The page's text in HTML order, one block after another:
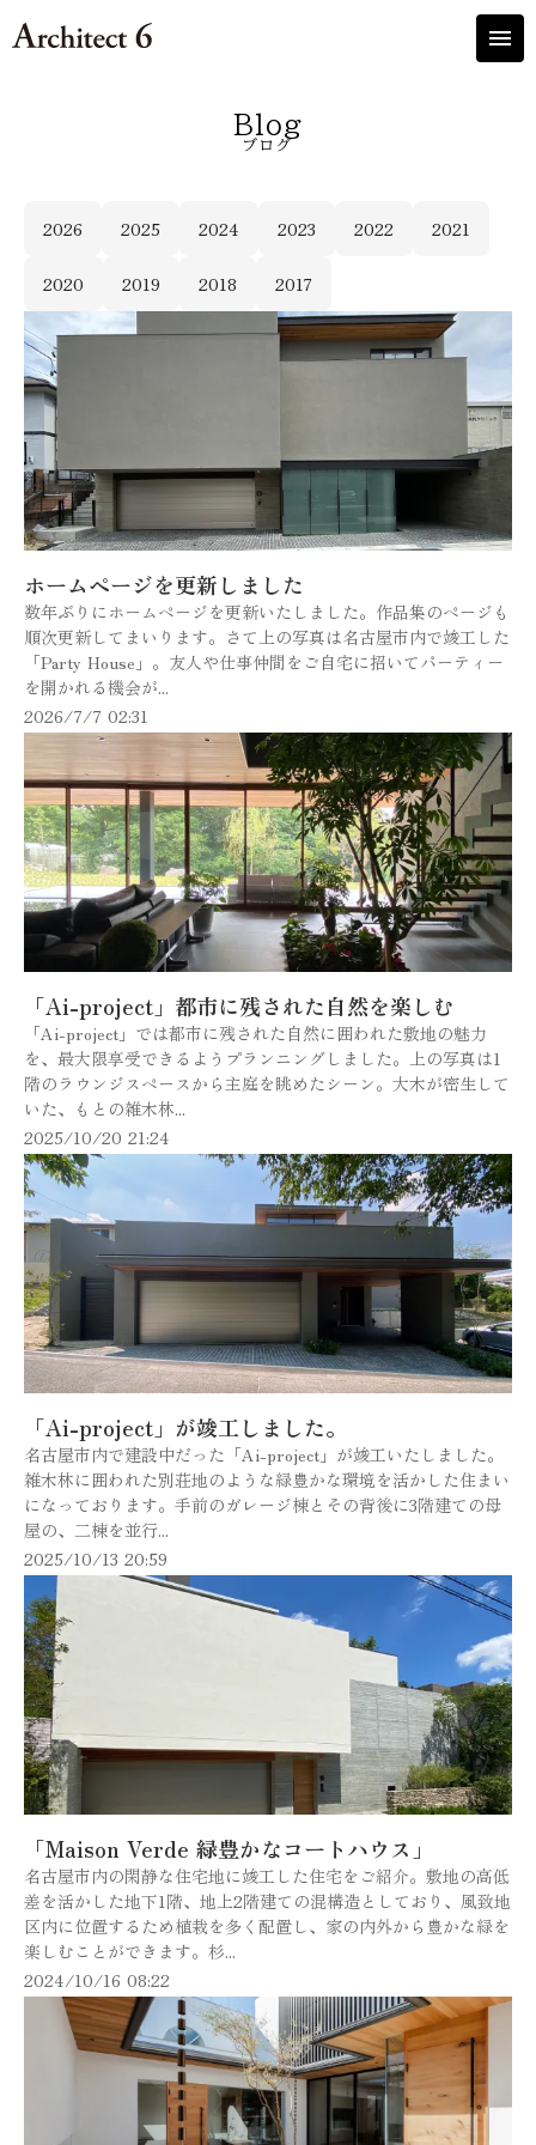
menu
Blog
ブログ
2026 2025 2024 2023 2022 2021
2020 2019 2018 2017
ホームページを更新しました
数年ぶりにホームページを更新いたしました。作品集のページも
順次更新してまいります。さて上の写真は名古屋市内で竣工した
「Party House」。友人や仕事仲間をご自宅に招いてパーティー
を開かれる機会が...
2026/7/7 02:31
「Ai-project」都市に残された自然を楽しむ
「Ai-project」では都市に残された自然に囲われた敷地の魅力
を、最大限享受できるようプランニングしました。上の写真は1
階のラウンジスペースから主庭を眺めたシーン。大木が密生して
いた、もとの雑木林...
2025/10/20 21:24
「Ai-project」が竣工しました。
名古屋市内で建設中だった「Ai-project」が竣工いたしました。
雑木林に囲われた別荘地のような緑豊かな環境を活かした住まい
になっております。手前のガレージ棟とその背後に3階建ての母
屋の、二棟を並行...
2025/10/13 20:59
「Maison Verde 緑豊かなコートハウス」
名古屋市内の閑静な住宅地に竣工した住宅をご紹介。敷地の高低
差を活かした地下1階、地上2階建ての混構造としており、風致地
区内に位置するため植栽を多く配置し、家の内外から豊かな緑を
楽しむことができます。杉...
2024/10/16 08:22